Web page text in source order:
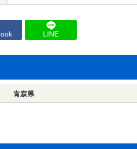
LINE
青森県